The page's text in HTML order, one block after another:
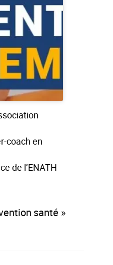
coach en
de l’ENATH
santé »